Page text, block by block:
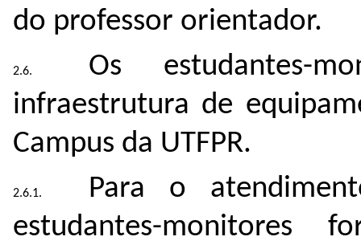
do professor orientador.
Os estudantes-
infraestrutura de
Campus da UTFPR.
Para o
estudantes-